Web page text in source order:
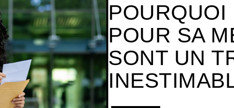
POURQUOI
POUR SA
SONT UN